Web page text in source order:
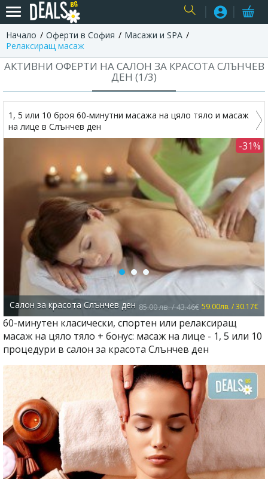
Начало Оферти в София
Масажи и SPA
Релаксиращ масаж
АКТИВНИ ОФЕРТИ НА САЛОН ЗА КРАСОТА СЛЪНЧЕВ
ДЕН (1/3)
1, 5 или 10 броя 60-минутни масажа на цяло тяло и масаж
на лице в Слънчев ден
-31%
Салон за красота Слънчев ден 85.00 лв. / 43.46€ 59.00лв. / 30.17€
60-минутен класически, спортен или релаксиращ
масаж на цяло тяло + бонус: масаж на лице - 1, 5 или 10
процедури в салон за красота Слънчев ден